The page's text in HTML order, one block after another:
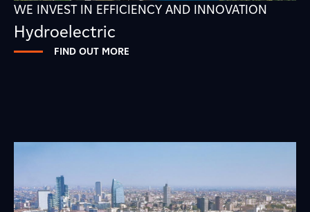
WE INVEST IN EFFICIENCY AND INNOVATION
Hydroelectric
FIND OUT MORE